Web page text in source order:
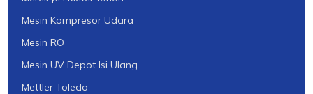
Mesin Kompresor Udara
Mesin RO
Mesin UV Depot Isi Ulang
Mettler Toledo